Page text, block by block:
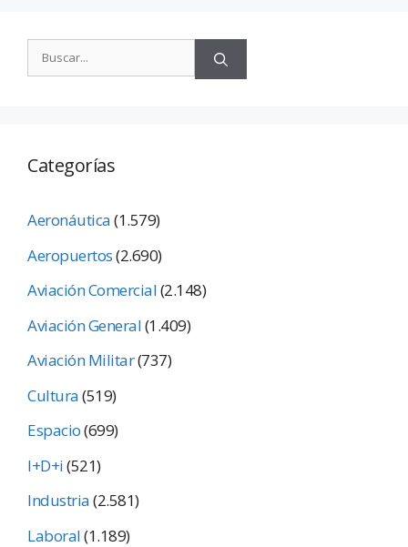
Categorías
Aeronáutica(1.579)
Aeropuertos(2.690)
Aviación Comercial(2.148)
Aviación General(1.409)
Aviación Militar(737)
Cultura(519)
Espacio(699)
I+D+i(521)
Industria(2.581)
Laboral(1.189)